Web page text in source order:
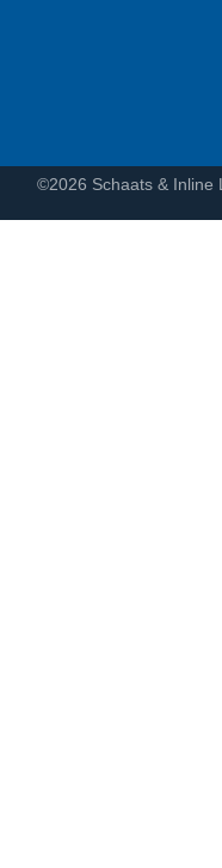
©2026 Schaats & Inline